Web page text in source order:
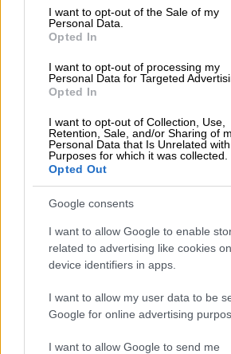
consent section.
I want to opt-out of the Sale of my
Personal Data.
Opted In
I want to opt-out of processing my
Personal Data for Targeted
Opted In
I want to opt-out of Collection, Use,
Retention, Sale, and/or Sharing of
Personal Data that Is Unrelated
Purposes for which it was collected.
Opted Out
Google consents
I want to allow Google to enable
related to advertising like cookies
device identifiers in apps.
I want to allow my user data to be
Google for online advertising
I want to allow Google to send me
Κόσμος|20.07.2026 21:20
1 στα 15 εκατομμύρια:
Αυστραλία γέννησε
τετράδυμα με φυσική
Συμβαίνει μία φορά στις 15
εγκυμοσύνες - Τα βρέφη
και μόνο γονιμοποιημένο
μοιράστηκαν τον ίδιο